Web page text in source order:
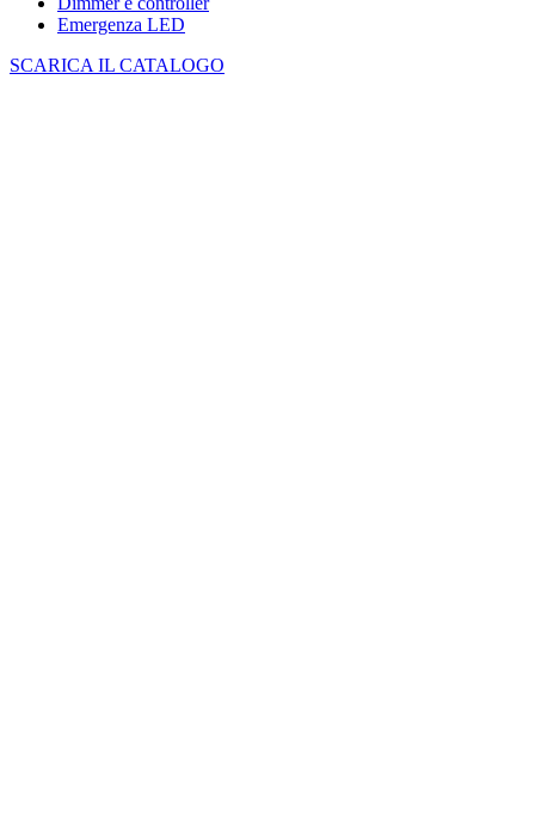
Emergenza LED
SCARICA IL CATALOGO